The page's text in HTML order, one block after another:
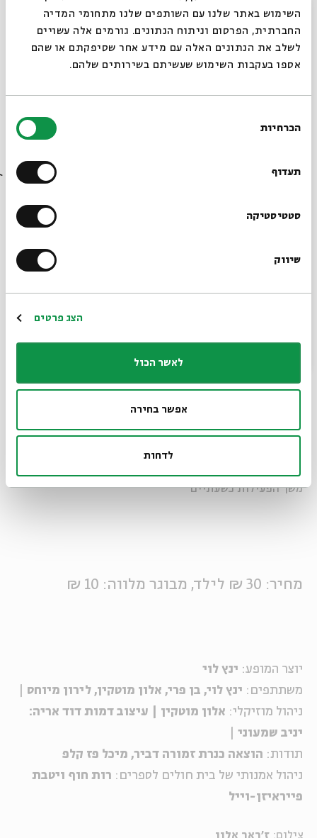
השימוש באתר שלנו עם השותפים שלנו מתחומי המדיה
החברתית, הפרסום וניתוח הנתונים. גורמים אלה עשויים
לשלב את הנתונים האלה עם מידע אחר שסיפקתם או שהם
אספו בעקבות השימוש שעשיתם בשירותים שלהם.
הסכמה
הכרחיות
תעדוף
סטטיסטיקה
שיווק
הצג פרטים
לאשר הכול
אפשר בחירה
לדחות
מיוחד לחנוכה
עם ינץ לוי וכל הדמויות האהובות: דוד
אריה, סבא אליהו, המורה דרורה ואיש היער
סדנה חווייתית לשיפוץ ותיקון ספרים
אתם מוזמנים להביא אתכם ספרים ישנים
הזקוקים לשיפוץ! תוכלו לשפץ ולהחזיר
משך הפעילות כשעתיים
מחיר: 30 ₪ לילד, מבוגר מלווה: 10 ₪
יוצר המופע: ינץ לוי
משתתפים: ינץ לוי, בן פרי, אלון מוטקין, לירון מיוחס
ניהול מוזיקלי: אלון מוטקין | עיצוב דמות דוד אריה:
יניב שמעוני
תודות: הוצאה כנרת זמורה דביר, מיכל פז קלפ
ניהול אמנותי של בית חולים לספרים: רות חוף ויטבת
פייראיזן-וייל
צילום: ז'ראר אלון
סגור